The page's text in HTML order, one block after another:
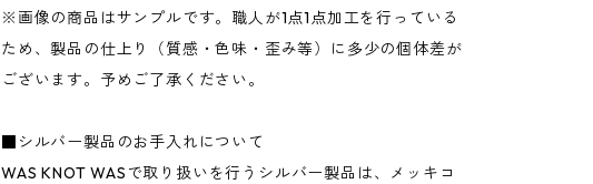
※画像の商品はサンプルです。職人が1点1点加工を行っている
ため、製品の仕上り（質感・色味・歪み等）に多少の個体差が
ございます。予めご了承ください。
■シルバー製品のお手入れについて
WAS KNOT WASで取り扱いを行うシルバー製品は、メッキコ